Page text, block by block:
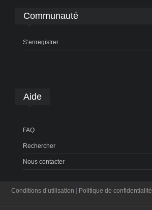
Communauté
S’enregistrer
Aide
FAQ
Rechercher
Nous contacter
Conditions d’utilisation | Politique de confidentialité